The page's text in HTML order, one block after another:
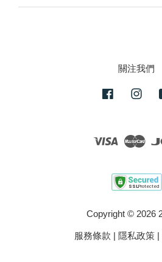
關注我們
Facebook
Visa
Copyright © 2026
服務條款 | 隱私政策 |